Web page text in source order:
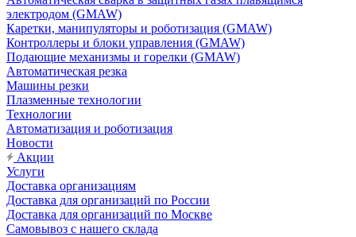
электродом (GMAW)
Каретки, манипуляторы и роботизация (GMAW)
Контроллеры и блоки управления (GMAW)
Подающие механизмы и горелки (GMAW)
Автоматическая резка
Машины резки
Плазменные технологии
Технологии
Автоматизация и роботизация
Новости
Акции
Услуги
Доставка организациям
Доставка для организаций по России
Доставка для организаций по Москве
Самовывоз с нашего склада